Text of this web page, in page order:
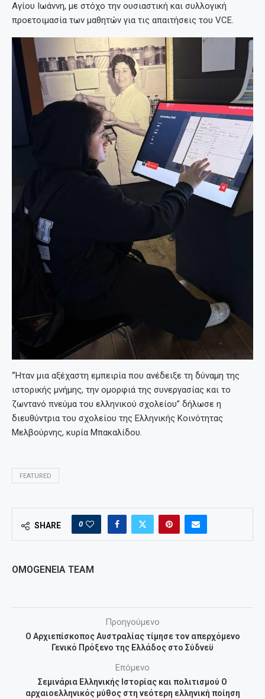
Αγίου Ιωάννη, με στόχο την ουσιαστική και συλλογική
προετοιμασία των μαθητών για τις απαιτήσεις του VCE.
“Ήταν μια αξέχαστη εμπειρία που ανέδειξε τη δύναμη της
ιστορικής μνήμης, την ομορφιά της συνεργασίας και το
ζωντανό πνεύμα του ελληνικού σχολείου” δήλωσε η
διευθύντρια του σχολείου της Ελληνικής Κοινότητας
Μελβούρνης, κυρία Μπακαλίδου.
FEATURED
SHARE 0
OMOGENEIA TEAM
Προηγούμενο
Ο Αρχιεπίσκοπος Αυστραλίας τίμησε τον απερχόμενο
Γενικό Πρόξενο της Ελλάδος στο Σύδνεϋ
Επόμενο
Σεμινάρια Ελληνικής Ιστορίας και πολιτισμού Ο
αρχαιοελληνικός μύθος στη νεότερη ελληνική ποίηση